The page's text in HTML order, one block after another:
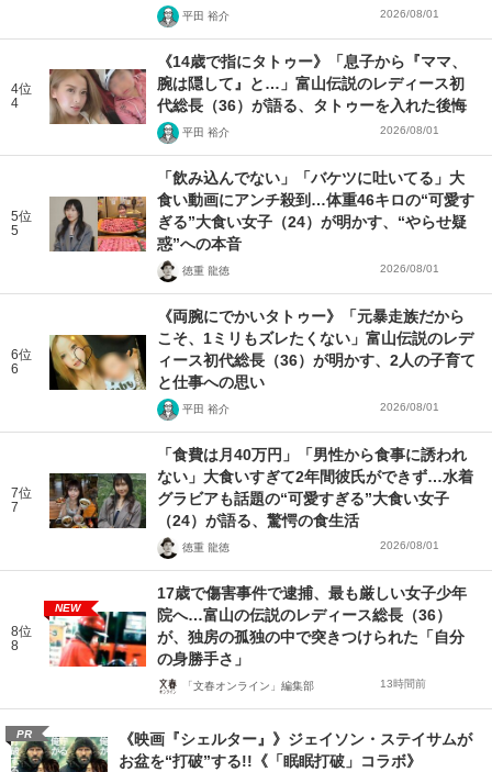
平田 裕介 2026/08/01
4位
4
《14歳で指にタトゥー》「息子から『ママ、
腕は隠して』と…」富山伝説のレディース初
代総長（36）が語る、タトゥーを入れた後悔
平田 裕介 2026/08/01
5位
5
「飲み込んでない」「バケツに吐いてる」大
食い動画にアンチ殺到…体重46キロの“可愛す
ぎる”大食い女子（24）が明かす、“やらせ疑
惑”への本音
徳重 龍徳 2026/08/01
6位
6
《両腕にでかいタトゥー》「元暴走族だから
こそ、1ミリもズレたくない」富山伝説のレデ
ィース初代総長（36）が明かす、2人の子育て
と仕事への思い
平田 裕介 2026/08/01
7位
7
「食費は月40万円」「男性から食事に誘われ
ない」大食いすぎて2年間彼氏ができず…水着
グラビアも話題の“可愛すぎる”大食い女子
（24）が語る、驚愕の食生活
徳重 龍徳 2026/08/01
8位
8
NEW
17歳で傷害事件で逮捕、最も厳しい女子少年
院へ…富山の伝説のレディース総長（36）
が、独房の孤独の中で突きつけられた「自分
の身勝手さ」
「文春オンライン」編集部 13時間前
PR
《映画『シェルター』》ジェイソン・ステイサムが
お盆を“打破”する!!《「眠眠打破」コラボ》